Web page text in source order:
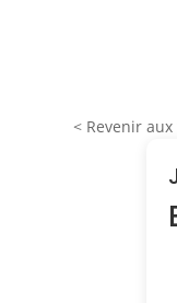
< Revenir aux